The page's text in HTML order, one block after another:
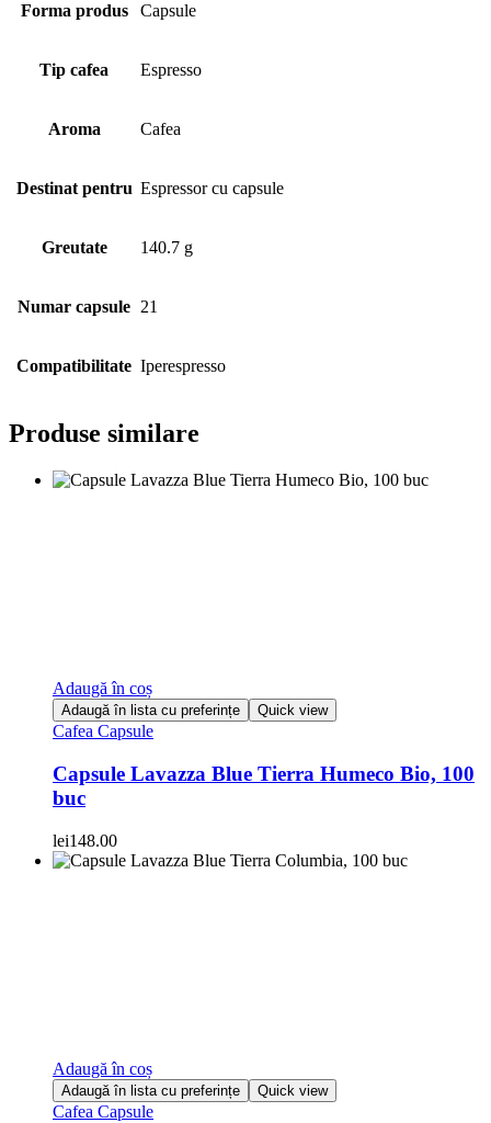
Forma produs Capsule
Tip cafea Espresso
Aroma Cafea
Destinat pentru Espressor cu capsule
Greutate 140.7 g
Numar capsule 21
Compatibilitate Iperespresso
Produse similare
Adaugă în coș
Adaugă în lista cu preferințe Quick view
Cafea Capsule
Capsule Lavazza Blue Tierra Humeco Bio, 100
buc
lei148.00
Adaugă în coș
Adaugă în lista cu preferințe Quick view
Cafea Capsule